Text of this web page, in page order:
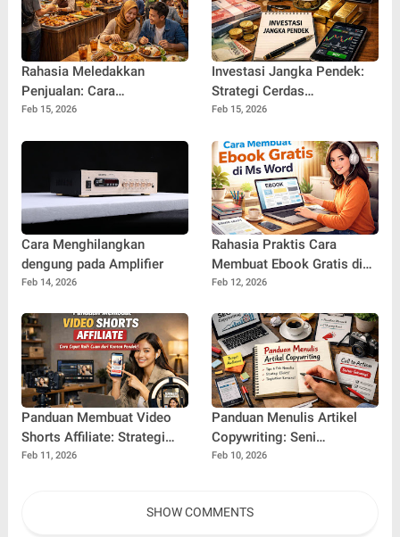
Rahasia Meledakkan
Penjualan: Cara
Meningkatkan Omset
Konsisten
Feb 15, 2026
Investasi Jangka Pendek:
Strategi Cerdas
Mengembangkan Uang
Feb 15, 2026
Cara Menghilangkan
dengung pada Amplifier
Feb 14, 2026
Rahasia Praktis Cara
Membuat Ebook Gratis di
Ms Word yang Profesional
Feb 12, 2026
Panduan Membuat Video
Shorts Affiliate: Strategi
Cepat Menghasilkan Cuan
Feb 11, 2026
Panduan Menulis Artikel
Copywriting: Seni
Merangkai Kata yang
Feb 10, 2026
SHOW COMMENTS